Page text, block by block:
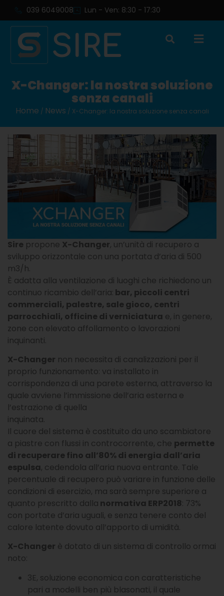
039 6049008 Lun - Ven: 8:30 - 17:30
X-Changer: la nostra soluzione
senza canali
Home / News / X-Changer: la nostra soluzione senza canali
Sire propone X-Changer, un’unità di recupero a
sviluppo orizzontale con una portata d’aria di 500
m3/h.
È adatta alla ventilazione di luoghi che richiedono un
continuo ricambio dell’aria: bar, piccoli centri
commerciali, palestre, sale gioco, centri
parrocchiali, officine di verniciatura e, in genere,
zone con elevato affollamento o lavorazioni
inquinanti.
X-Changer non necessita di canalizzazioni per il
proprio funzionamento: va installato in
corrispondenza di una parete esterna, attraverso la
quale avviene l’immissione dell’aria esterna e
l’estrazione di quella
inquinata.
Il cuore del sistema è costituito da uno scambiatore
a piastre con flussi in controcorrente, che permette
di recuperare fino all’80% di energia dall’aria
espulsa, cedendola all’aria nuova entrante. Tale
percentuale di recupero può variare in funzione delle
condizioni di esercizio, ma sarà sempre superiore a
quanto prescritto dalla normativa ERP2018: 73%
con portate d’aria uguali, e senza tenere conto del
calore latente dovuto all’apporto di umidità.
X-Changer è dotato di un sistema di controllo ormai
noto:
3E, soluzione economica con caratteristiche
pari a modelli ben più blasonati, il quale